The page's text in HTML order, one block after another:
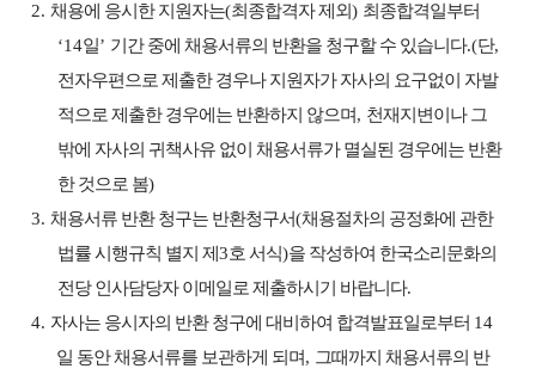
2. 채용에 응시한 지원자는(최종합격자 제외) 최종합격일부터
‘14일’ 기간 중에 채용서류의 반환을 청구할 수 있습니다.(단,
전자우편으로 제출한 경우나 지원자가 자사의 요구없이 자발
적으로 제출한 경우에는 반환하지 않으며, 천재지변이나 그
밖에 자사의 귀책사유 없이 채용서류가 멸실된 경우에는 반환
한 것으로 봄)
3. 채용서류 반환 청구는 반환청구서(채용절차의 공정화에 관한
법률 시행규칙 별지 제 3호 서식)을 작성하여 한국소리문화의
전당 인사담당자 이메일로 제출하시기 바랍니다.
4. 자사는 응시자의 반환 청구에 대비하여 합격발표일로부터 14
일 동안 채용서류를 보관하게 되며, 그때까지 채용서류의 반